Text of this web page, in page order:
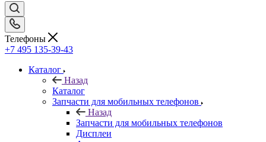
Телефоны
+7 495 135-39-43
Каталог
Назад
Каталог
Запчасти для мобильных телефонов
Назад
Запчасти для мобильных телефонов
Дисплеи